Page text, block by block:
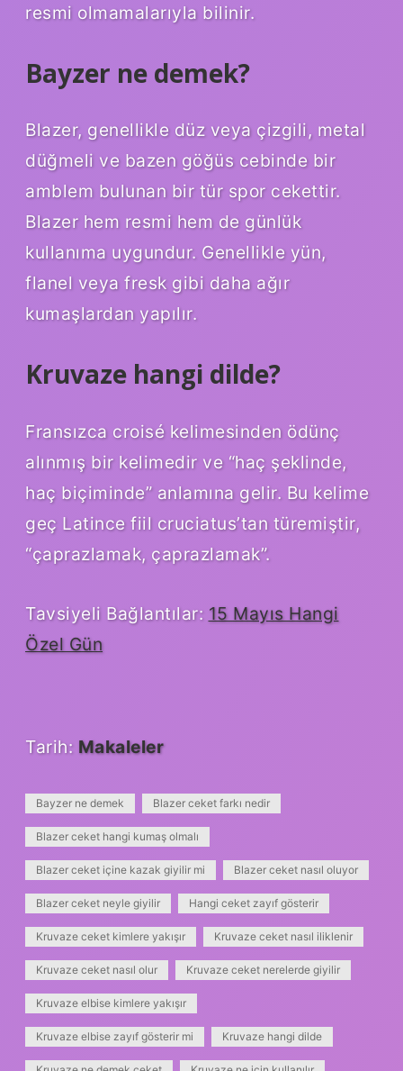
resmi olmamalarıyla bilinir.
Bayzer ne demek?
Blazer, genellikle düz veya çizgili, metal
düğmeli ve bazen göğüs cebinde bir
amblem bulunan bir tür spor cekettir.
Blazer hem resmi hem de günlük
kullanıma uygundur. Genellikle yün,
flanel veya fresk gibi daha ağır
kumaşlardan yapılır.
Kruvaze hangi dilde?
Fransızca croisé kelimesinden ödünç
alınmış bir kelimedir ve “haç şeklinde,
haç biçiminde” anlamına gelir. Bu kelime
geç Latince fiil cruciatus’tan türemiştir,
“çaprazlamak, çaprazlamak”.
Tavsiyeli Bağlantılar: 15 Mayıs Hangi
Özel Gün
Tarih: Makaleler
Bayzer ne demek Blazer ceket farkı nedir
Blazer ceket hangi kumaş olmalı
Blazer ceket içine kazak giyilir mi Blazer ceket nasıl oluyor
Blazer ceket neyle giyilir Hangi ceket zayıf gösterir
Kruvaze ceket kimlere yakışır Kruvaze ceket nasıl iliklenir
Kruvaze ceket nasıl olur Kruvaze ceket nerelerde giyilir
Kruvaze elbise kimlere yakışır
Kruvaze elbise zayıf gösterir mi Kruvaze hangi dilde